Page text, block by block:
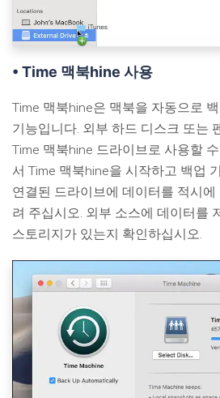
• Time 맥북hine 사용
Time 맥북hine은 맥북을 자동으로
기능입니다. 외부 하드 디스크 또는
Time 맥북hine 드라이브로 사용할
서 Time 맥북hine을 시작하고 백업
연결된 드라이브에 데이터를 적시
려 주십시오. 외부 소스에 데이터를
스토리지가 있는지 확인하십시오.